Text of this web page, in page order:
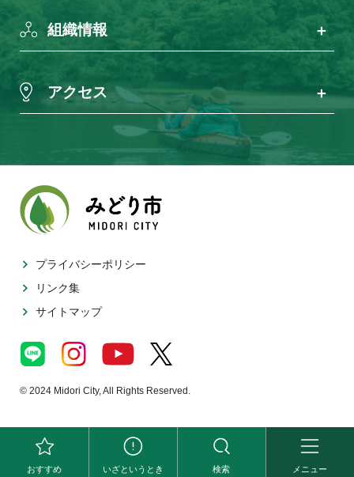
メニュー
いざというとき 検索
おすすめ
組織情報
アクセス
プライバシーポリシー
リンク集
サイトマップ
© 2024 Midori City, All Rights Reserved.